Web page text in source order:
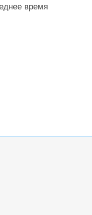
время